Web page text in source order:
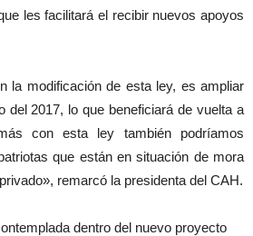
les facilitará el recibir nuevos apoyos
la modificación de esta ley, es ampliar
del 2017, lo que beneficiará de vuelta a
con esta ley también podríamos
que están en situación de mora
remarcó la presidenta del CAH.
dentro del nuevo proyecto